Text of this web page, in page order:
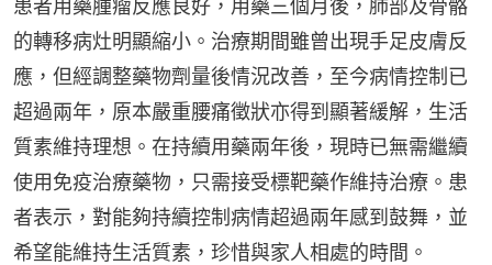
患者用藥腫瘤反應良好，用藥三個月後，肺部及骨骼
的轉移病灶明顯縮小。治療期間雖曾出現手足皮膚反
應，但經調整藥物劑量後情況改善，至今病情控制已
超過兩年，原本嚴重腰痛徵狀亦得到顯著緩解，生活
質素維持理想。在持續用藥兩年後，現時已無需繼續
使用免疫治療藥物，只需接受標靶藥作維持治療。患
者表示，對能夠持續控制病情超過兩年感到鼓舞，並
希望能維持生活質素，珍惜與家人相處的時間。